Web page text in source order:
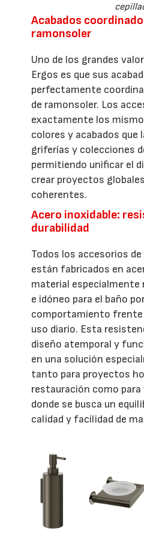
Acabados
ramonsoler
Uno de los grandes
Ergos es que sus
perfectamente
de ramonsoler. Los
exactamente los
colores y acabados que
griferías y colecciones
permitiendo unificar el
crear proyectos
coherentes.
Acero inoxidable:
durabilidad
Todos los accesorios
están fabricados en
material especialmente
e idóneo para el baño
comportamiento frente
uso diario. Esta
diseño atemporal y
en una solución
tanto para proyectos
restauración como para
donde se busca un
calidad y facilidad de